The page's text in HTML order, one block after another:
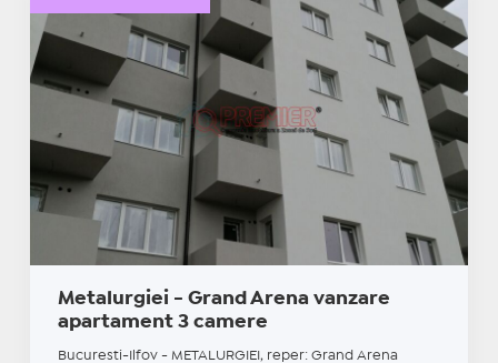
Metalurgiei - Grand Arena vanzare
apartament 3 camere
Bucuresti-Ilfov - METALURGIEI, reper: Grand Arena